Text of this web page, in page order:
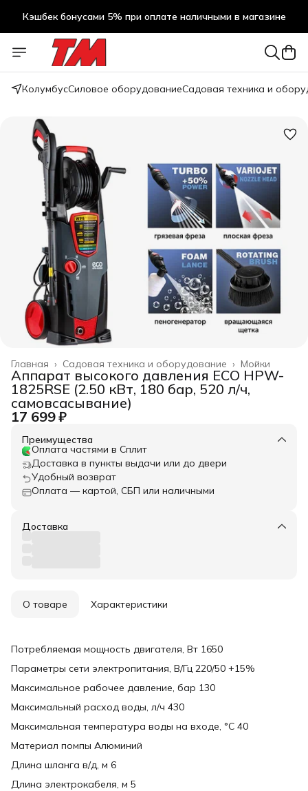
Кэшбек бонусами 5% при оплате наличными в магазине
Кэшбек бонусами 5% при оплате наличными в магазине
КолумбусСиловое оборудованиеСадовая техника и
Мойки
Садовая техника и оборудование ›
Главная ›
Аппарат высокого давления ECO HPW-
1825RSE (2.50 кВт, 180 бар, 520 л/ч,
самовсасывание)
17 699 ₽
Преимущества
Оплата частями в Сплит
Доставка в пункты выдачи или до двери
Удобный возврат
Оплата — картой, СБП или наличными
Доставка
О товаре Характеристики
Потребляемая мощность двигателя, Вт 1650
Параметры сети электропитания, В/Гц 220/50 +15%
Максимальное рабочее давление, бар 130
Максимальный расход воды, л/ч 430
Максимальная температура воды на входе, °С 40
Материал помпы Алюминий
Длина шланга в/д, м 6
Длина электрокабеля, м 5